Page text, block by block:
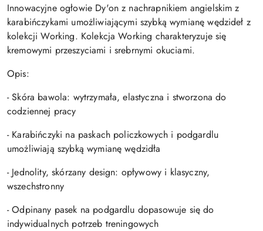
Innowacyjne ogłowie Dy'on z nachrapnikiem angielskim z
karabińczykami umożliwiającymi szybką wymianę wędzideł z
kolekcji Working. Kolekcja Working charakteryzuje się
kremowymi przeszyciami i srebrnymi okuciami.
Opis:
- Skóra bawola: wytrzymała, elastyczna i stworzona do
codziennej pracy
- Karabińczyki na paskach policzkowych i podgardlu
umożliwiają szybką wymianę wędzidła
- Jednolity, skórzany design: opływowy i klasyczny,
wszechstronny
- Odpinany pasek na podgardlu dopasowuje się do
indywidualnych potrzeb treningowych